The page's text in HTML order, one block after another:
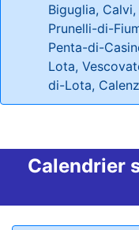
Biguglia,
Prunelli-di-
Penta-di-
Lota,
di-Lota,
Calendrier